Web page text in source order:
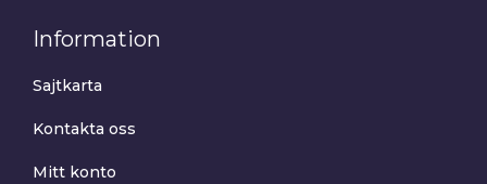
Information
Sajtkarta
Kontakta oss
Mitt konto